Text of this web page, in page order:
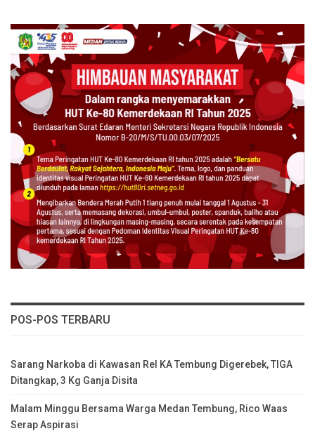
POS-POS TERBARU
Sarang Narkoba di Kawasan Rel KA Tembung Digerebek, TIGA
Ditangkap, 3 Kg Ganja Disita
Malam Minggu Bersama Warga Medan Tembung, Rico Waas
Serap Aspirasi